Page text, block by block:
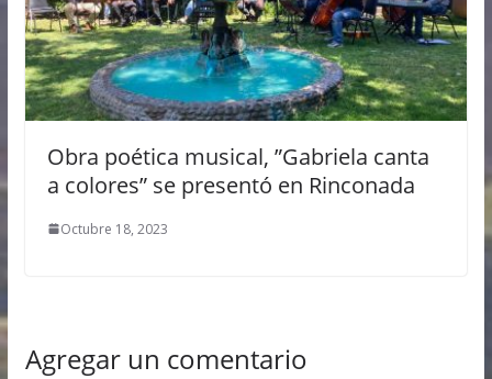
Obra poética musical, ”Gabriela canta
a colores” se presentó en Rinconada
Octubre 18, 2023
Agregar un comentario